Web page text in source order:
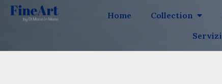
Home Collection
Servizi